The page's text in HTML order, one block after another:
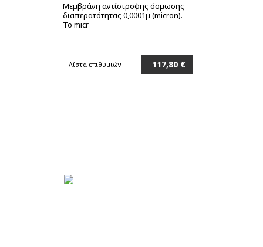
Μεμβράνη αντίστροφης όσμωσης
διαπερατότητας 0,0001μ (micron).
Το micr
+ Λίστα επιθυμιών 117,80 €